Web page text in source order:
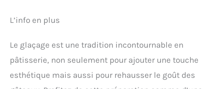
L’info en plus
Le glaçage est une tradition incontournable en
pâtisserie, non seulement pour ajouter une touche
esthétique mais aussi pour rehausser le goût des